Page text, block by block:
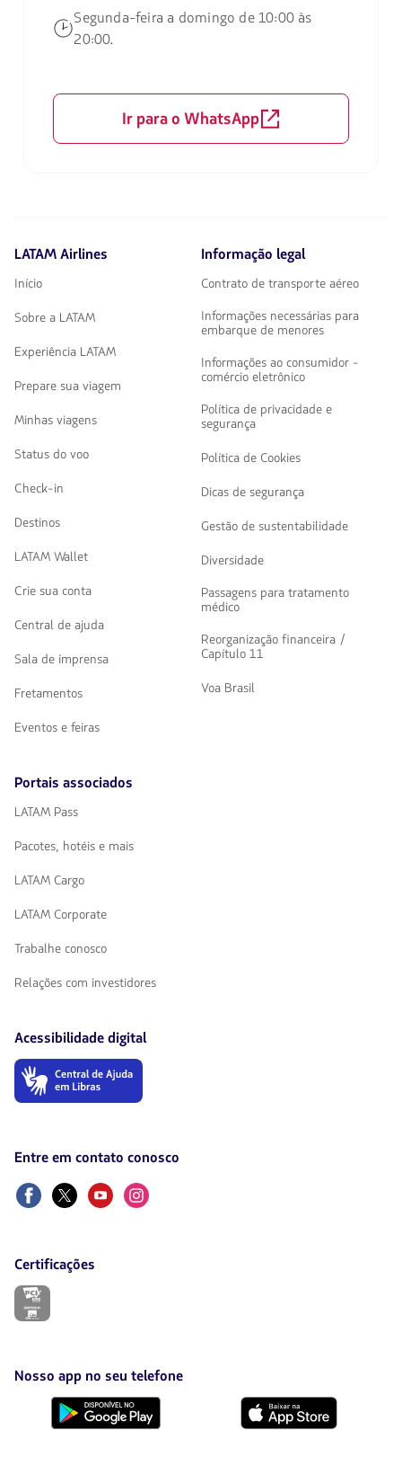
Segunda-feira a domingo de 10:00 às
20:00.
Ir para o WhatsApp
LATAM Airlines
Início
Sobre a LATAM
Experiência LATAM
Prepare sua viagem
Minhas viagens
Status do voo
Check-in
Destinos
LATAM Wallet
Crie sua conta
Central de ajuda
Sala de imprensa
Fretamentos
Eventos e feiras
Informação legal
Contrato de transporte aéreo
Informações necessárias para
embarque de menores
Informações ao consumidor -
comércio eletrônico
Política de privacidade e
segurança
Política de Cookies
Dicas de segurança
Gestão de sustentabilidade
Diversidade
Passagens para tratamento
médico
Reorganização financeira /
Capítulo 11
Voa Brasil
Portais associados
LATAM Pass
Pacotes, hotéis e mais
LATAM Cargo
LATAM Corporate
Trabalhe conosco
Relações com investidores
Acessibilidade digital
O
será
nova
aba.
Entre em contato conosco
FacebookTwitterYoutubeInstagram
Certificações
O
uma
nova
aba.
Nosso app no seu telefone